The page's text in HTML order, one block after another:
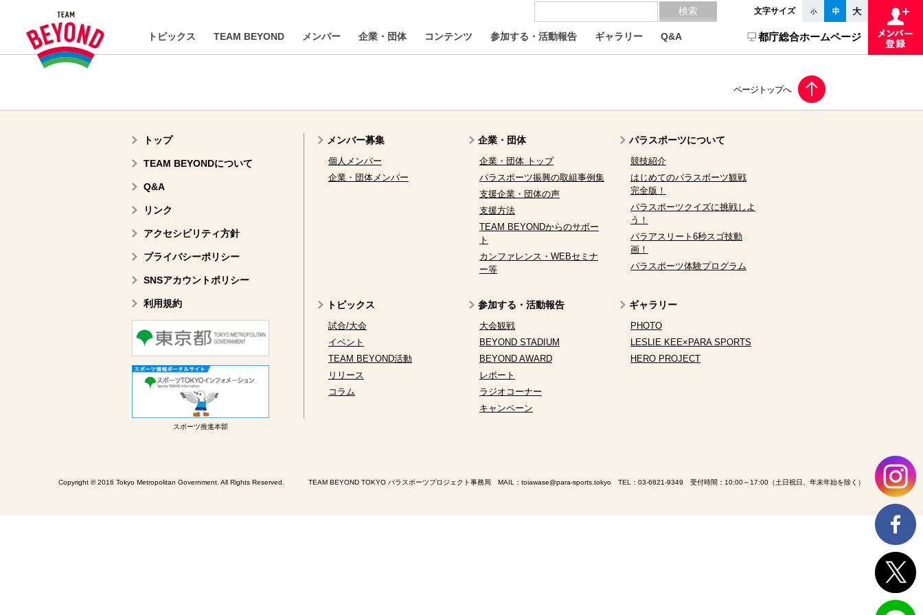
文字サイズ
トピックス TEAM BEYOND メンバー 企業・団体 コンテンツ 参加する・活動報告 ギャラリー Q&A 都庁総合ホームページ
トップ
TEAM BEYONDについて
Q&A
リンク
アクセシビリティ方針
プライバシーポリシー
SNSアカウントポリシー
利用規約
スポーツ推進本部
メンバー募集
個人メンバー
企業・団体メンバー
企業・団体
企業・団体 トップ
パラスポーツ振興の取組事例集
支援企業・団体の声
支援方法
TEAM BEYONDからのサポー
ト
カンファレンス・WEBセミナ
ー等
パラスポーツについて
競技紹介
はじめてのパラスポーツ観戦
完全版！
パラスポーツクイズに挑戦しよ
う！
パラアスリート6秒スゴ技動
画！
パラスポーツ体験プログラム
トピックス
試合/大会
イベント
TEAM BEYOND活動
リリース
コラム
参加する・活動報告
大会観戦
BEYOND STADIUM
BEYOND AWARD
レポート
ラジオコーナー
キャンペーン
ギャラリー
PHOTO
LESLIE KEE×PARA SPORTS
HERO PROJECT
Copyright © 2016 Tokyo Metropolitan Government. All Rights Reserved. TEAM BEYOND TOKYO パラスポーツプロジェクト事務局 MAIL： toiawase@para-sports.tokyo TEL： 03-6821-9349 受付時間：10:00～17:00（土日祝日、年末年始を除く）